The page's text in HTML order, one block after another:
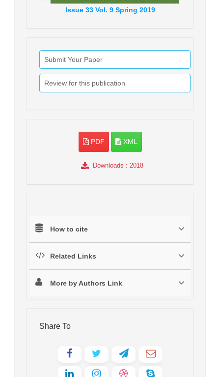
Issue33 Vol. 9 Spring 2019
Submit Your Paper
Review for this publication
PDF XML
Downloads : 2018
How to cite
Related Links
More by Authors Link
Share To